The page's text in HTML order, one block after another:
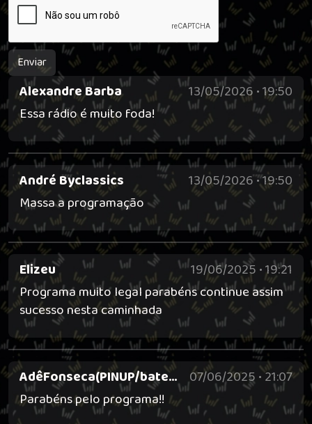
Enviar
Alexandre Barba
13/05/2026 • 19:50
Essa rádio é muito foda!
André Byclassics
13/05/2026 • 19:50
Massa a programação
Elizeu
19/06/2025 • 19:21
Programa muito legal parabéns continue assim
sucesso nesta caminhada
AdêFonseca(PINUP/batera)
07/06/2025 • 21:07
Parabéns pelo programa!!